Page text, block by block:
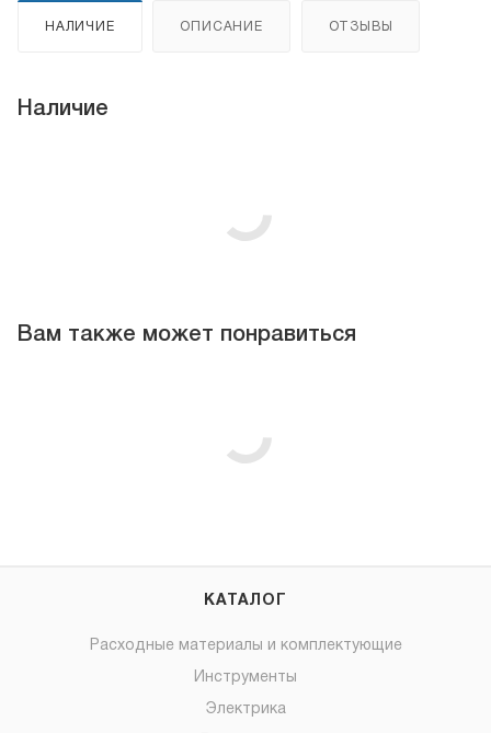
НАЛИЧИЕ ОПИСАНИЕ ОТЗЫВЫ
Наличие
Вам также может понравиться
КАТАЛОГ
Расходные материалы и комплектующие
Инструменты
Электрика